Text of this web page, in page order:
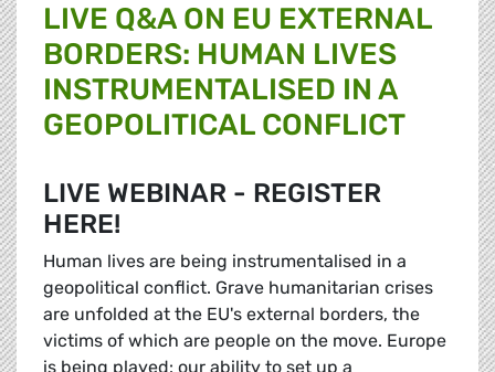
LIVE Q&A ON EU EXTERNAL
BORDERS: HUMAN LIVES
INSTRUMENTALISED IN A
GEOPOLITICAL CONFLICT
LIVE WEBINAR - REGISTER
HERE!
Human lives are being instrumentalised in a
geopolitical conflict. Grave humanitarian crises
are unfolded at the EU's external borders, the
victims of which are people on the move. Europe
is being played: our ability to set up a